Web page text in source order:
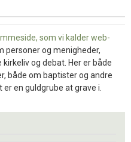
som vi kalder web-
personer og menigheder,
og debat. Her er både
både om baptister og andre
en guldgrube at grave i.